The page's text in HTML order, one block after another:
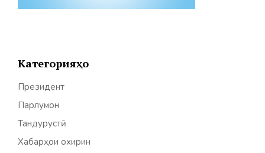
Категорияҳо
Президент
Парлумон
Тандурустӣ
Хабарҳои охирин